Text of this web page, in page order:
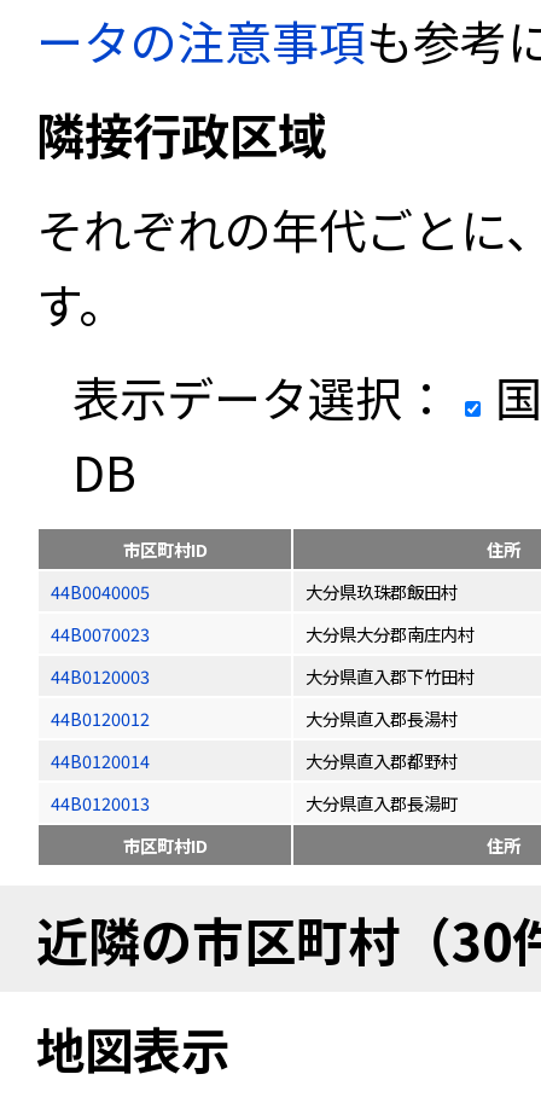
ータの注意事項も参考
隣接行政区域
それぞれの年代ごとに
す。
表示データ選択：
DB
市区町村ID
住所
44B0040005
大分県玖珠郡飯田村
44B0070023
大分県大分郡南庄内村
44B0120003
大分県直入郡下竹田村
44B0120012
大分県直入郡長湯村
44B0120014
大分県直入郡都野村
44B0120013
大分県直入郡長湯町
市区町村ID
住所
近隣の市区町村（30
地図表示